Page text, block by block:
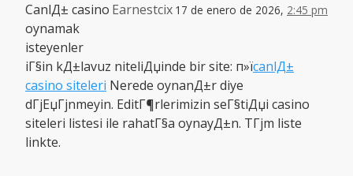
Earnestcix 17 de enero de 2026, 2:45 pm
CanlД± casino
oynamak
isteyenler
iГ§in kД±lavuz niteliДџinde bir site: п»їcanlД±
casino siteleri Nerede oynanД±r diye
dГјЕџГјnmeyin. EditГ¶rlerimizin seГ§tiДџi casino
siteleri listesi ile rahatГ§a oynayД±n. TГјm liste
linkte.